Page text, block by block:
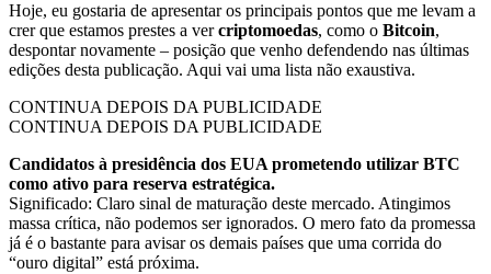
Hoje, eu gostaria de apresentar os principais pontos que me levam a
crer que estamos prestes a vercriptomoedas, como o Bitcoin,
despontar novamente – posição que venho defendendo nas últimas
edições desta publicação. Aqui vai uma lista não exaustiva.
CONTINUA DEPOIS DA PUBLICIDADE
CONTINUA DEPOIS DA PUBLICIDADE
Candidatos à presidência dos EUA prometendo utilizar BTC
como ativo para reserva estratégica.
Significado: Claro sinal de maturação deste mercado. Atingimos
massa crítica, não podemos ser ignorados. O mero fato da promessa
já é o bastante para avisar os demais países que uma corrida do
“ouro digital” está próxima.